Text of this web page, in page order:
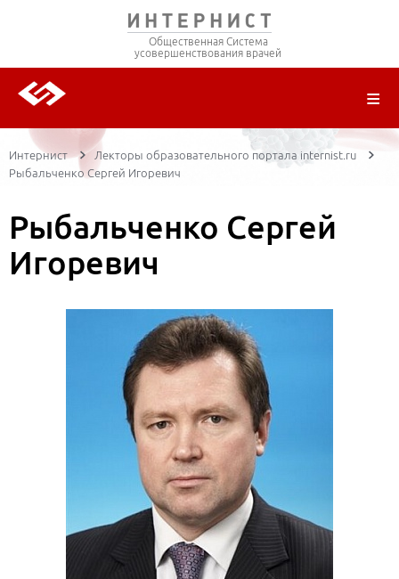
Общественная Система
усовершенствования врачей
ЦИКЛЫ ПЕРЕДАЧ
Интернист
Лекторы образовательного портала internist.ru
Рыбальченко Сергей Игоревич
Рыбальченко Сергей
Игоревич